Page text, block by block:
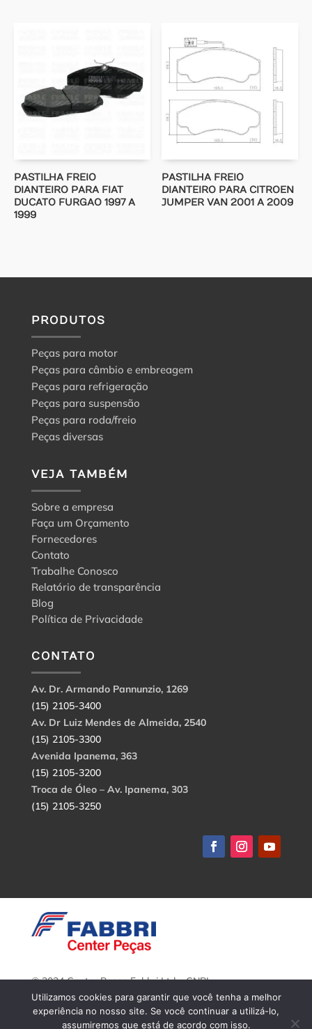
PASTILHA FREIO
DIANTEIRO PARA FIAT
DUCATO FURGAO 1997 A
1999
PASTILHA FREIO
DIANTEIRO PARA CITROEN
JUMPER VAN 2001 A 2009
PRODUTOS
Peças para motor
Peças para câmbio e embreagem
Peças para refrigeração
Peças para suspensão
Peças para roda/freio
Peças diversas
VEJA TAMBÉM
Sobre a empresa
Faça um Orçamento
Fornecedores
Contato
Trabalhe Conosco
Relatório de transparência
Blog
Política de Privacidade
CONTATO
Av. Dr. Armando Pannunzio, 1269
(15) 2105-3400
Av. Dr Luiz Mendes de Almeida, 2540
(15) 2105-3300
Avenida Ipanema, 363
(15) 2105-3200
Troca de Óleo – Av. Ipanema, 303
(15) 2105-3250
© 2024 Center Peças Fabbri Ltda. CNPJ:
56.908.650/0001-94.
Todos os direitos reservados.
Utilizamos cookies para garantir que você tenha a melhor
experiência no nosso site. Se você continuar a utilizá-lo,
assumiremos que está de acordo com isso.